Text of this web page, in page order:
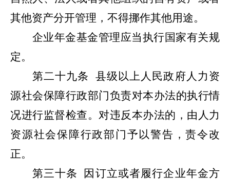
其他资产分开管理，不得挪作其他用途。
企业年金基金管理应当执行国家有关规
定。
第二十九条
县级以上人民政府人力资
源社会保障行政部门负责对本办法的执行情
况进行监督检查。对违反本办法的，由人力
资源社会保障行政部门予以警告，责令改
正。
第三十条
因订立或者履行企业年金方